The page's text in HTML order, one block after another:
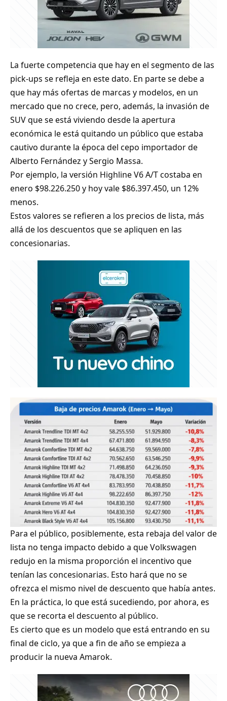
La fuerte competencia que hay en el segmento de las
pick-ups se refleja en este dato. En parte se debe a
que hay más ofertas de marcas y modelos, en un
mercado que no crece, pero, además, la invasión de
SUV que se está viviendo desde la apertura
económica le está quitando un público que estaba
cautivo durante la época del cepo importador de
Alberto Fernández y Sergio Massa.
Por ejemplo, la versión Highline V6 A/T costaba en
enero $98.226.250 y hoy vale $86.397.450, un 12%
menos.
Estos valores se refieren a los precios de lista, más
allá de los descuentos que se apliquen en las
concesionarias.
Para el público, posiblemente, esta rebaja del valor de
lista no tenga impacto debido a que Volkswagen
redujo en la misma proporción el incentivo que
tenían las concesionarias. Esto hará que no se
ofrezca el mismo nivel de descuento que había antes.
En la práctica, lo que está sucediendo, por ahora, es
que se recorta el descuento al público.
Es cierto que es un modelo que está entrando en su
final de ciclo, ya que a fin de año se empieza a
producir la nueva Amarok.